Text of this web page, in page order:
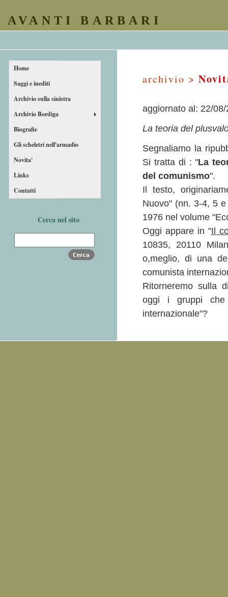
AVANTI BARBARI
Home
Saggi e inediti
Archivio sulla sinistra
Archivio Bordiga
Biografie
Gli scheletri nell'armadio
Novita'
Links
Contatti
Cerca nel sito
archivio >
aggiornato al: 22/08/
La teoria del
Segnaliamo la
Si tratta di : "La
del comunismo".
Il testo,
Nuovo" (nn. 3-4, 5
1976 nel volume
Oggi appare in "Il
10835, 20110
o,meglio, di una
comunista
Ritorneremo sulla
oggi i gruppi
internazionale"?